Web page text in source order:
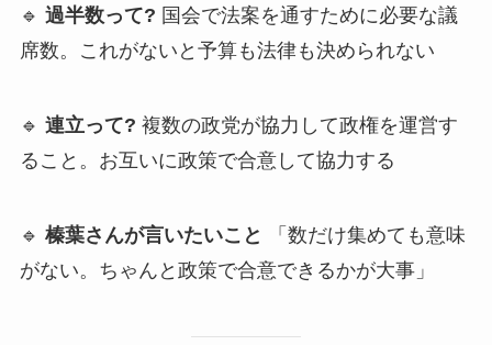
🔹 過半数って? 国会で法案を通すために必要な議
席数。これがないと予算も法律も決められない
🔹 連立って? 複数の政党が協力して政権を運営す
ること。お互いに政策で合意して協力する
🔹 榛葉さんが言いたいこと
「数だけ集めても意味
がない。ちゃんと政策で合意できるかが大事」